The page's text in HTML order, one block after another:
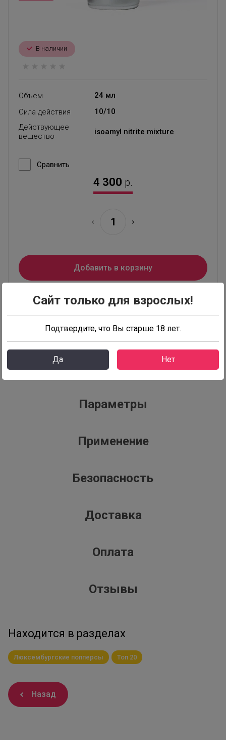
В наличии
4 300 р.
Добавить в корзину
Купить в один клик
Объем
24 мл
Сила действия
10/10
Действующее
вещество
isoamyl nitrite mixture
Сравнить
Описание
Параметры
Применение
Безопасность
Доставка
Оплата
Отзывы
Находится в разделах
Люксембургские попперсы Топ 20
Назад
Сайт только для взрослых!
Подтвердите, что Вы старше 18 лет.
Да Нет